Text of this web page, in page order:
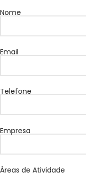
Nome
Email
Telefone
Empresa
Áreas de Atividade